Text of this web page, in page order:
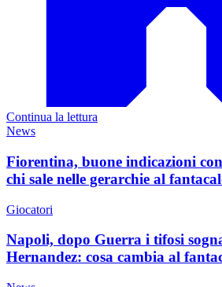
Continua la lettura
News
Fiorentina, buone indicazioni
chi sale nelle gerarchie al
Giocatori
Napoli, dopo Guerra i tifosi
Hernandez: cosa cambia al